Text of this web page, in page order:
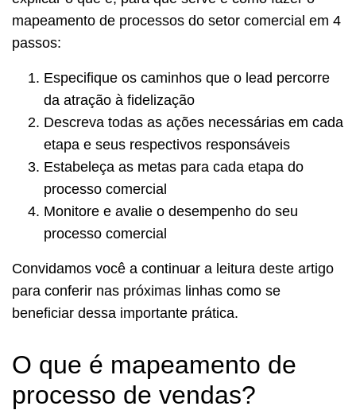
mapeamento de processos do setor comercial em 4
passos:
Especifique os caminhos que o lead percorre
da atração à fidelização
Descreva todas as ações necessárias em cada
etapa e seus respectivos responsáveis
Estabeleça as metas para cada etapa do
processo comercial
Monitore e avalie o desempenho do seu
processo comercial
Convidamos você a continuar a leitura deste artigo
para conferir nas próximas linhas como se
beneficiar dessa importante prática.
O que é mapeamento de
processo de vendas?